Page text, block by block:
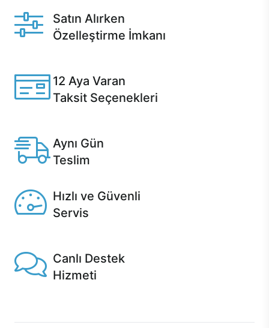
Satın Alırken
Özelleştirme İmkanı
12 Aya Varan
Taksit Seçenekleri
Aynı Gün
Teslim
Hızlı ve Güvenli
Servis
Canlı Destek
Hizmeti